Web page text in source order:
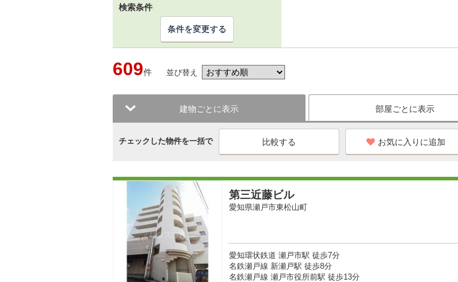
検索条件
条件を変更する
609件 並び替え
建物ごとに表示 部屋ごとに表示
チェックした物件を一括で お気に入りに追加
第三近藤ビル
愛知県瀬戸市東松山町
愛知環状鉄道 瀬戸市駅 徒歩7分
名鉄瀬戸線 新瀬戸駅 徒歩8分
名鉄瀬戸線 瀬戸市役所前駅 徒歩13分